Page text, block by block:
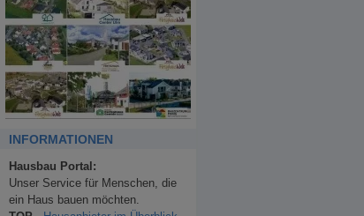
INFORMATIONEN
Hausbau Portal:
Unser Service für Menschen, die
ein Haus bauen möchten.